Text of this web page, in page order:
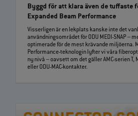
Byggd för att klara även de tuffaste
Expanded Beam Performance
Visserligen är en lekplats kanske inte det
användningsområdet för ODU MEDI-SNAP –
optimerade för de mest krävande miljöerna.
Performance-teknologin lyfter vi våra
ny nivå – oavsett om det gäller AMC-serien T,
eller ODU-MAC-kontakter.